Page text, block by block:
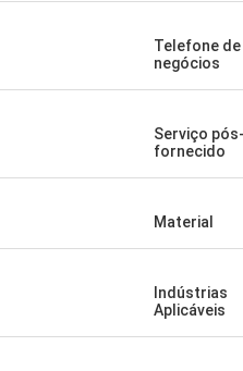
Telefone de
negócios
Serviço
fornecido
Material
Indústrias
Aplicáveis